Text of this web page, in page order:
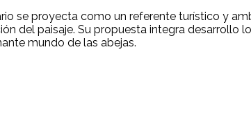
se proyecta como un referente turístico y
del paisaje. Su propuesta integra desarrollo
mundo de las abejas.